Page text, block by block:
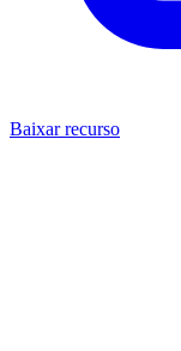
Baixar recurso